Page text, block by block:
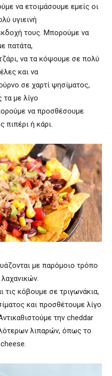
να ετοιμάσουμε εμείς οι
υγιεινή
τους. Μπορούμε να
πατάτα,
να τα κόψουμε σε πολύ
και να
σε χαρτί ψησίματος,
τα με λίγο
να προσθέσουμε
πιπέρι ή κάρι.
με παρόμοιο τρόπο
τις κόβουμε σε τριγωνάκια,
και προσθέτουμε λίγο
την cheddar
λιπαρών, όπως το